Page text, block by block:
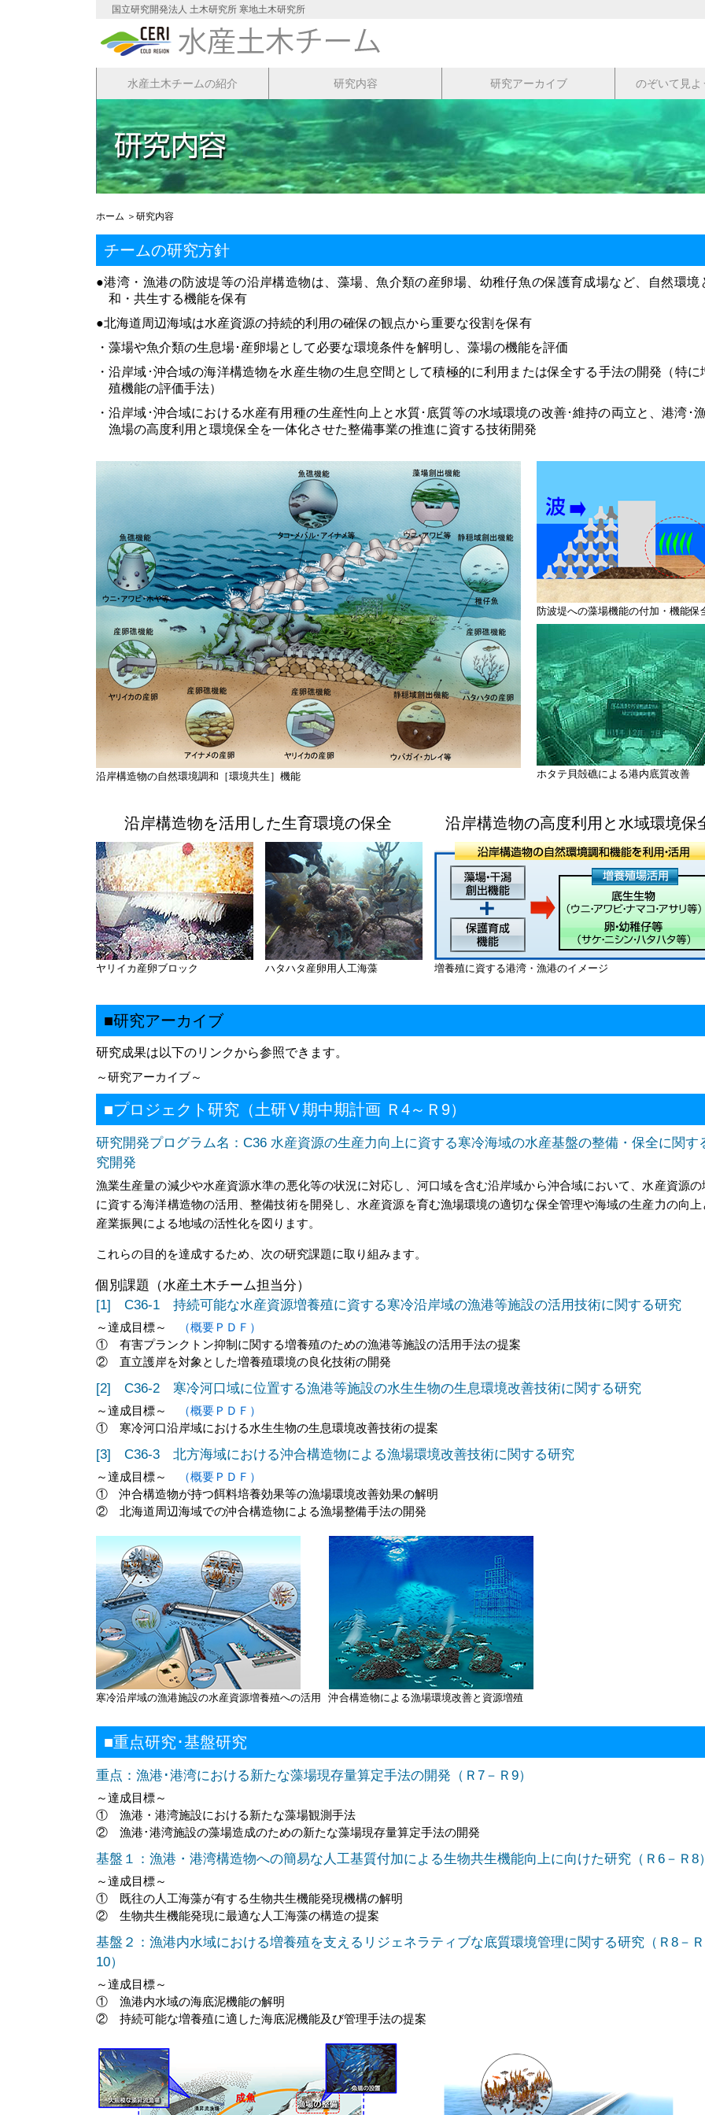
国立研究開発法人 土木研究所 寒地土木研究所
水産土木チームの紹介 研究内容 研究アーカイブ のぞいて見
ホーム ＞研究内容
チームの研究方針
●港湾・漁港の防波堤等の沿岸構造物は、藻場、魚介類の産卵場、幼稚仔魚の保護育成場など、自然環境
和・共生する機能を保有
●北海道周辺海域は水産資源の持続的利用の確保の観点から重要な役割を保有
・藻場や魚介類の生息場･産卵場として必要な環境条件を解明し、藻場の機能を評価
・沿岸域･沖合域の海洋構造物を水産生物の生息空間として積極的に利用または保全する手法の開発（特に
殖機能の評価手法）
・沿岸域･沖合域における水産有用種の生産性向上と水質･底質等の水域環境の改善･維持の両立と、港湾･
漁場の高度利用と環境保全を一体化させた整備事業の推進に資する技術開発
沿岸構造物の自然環境調和［環境共生］機能
防波堤への藻場機能の付加・機能保
ホタテ貝殻礁による港内底質改善
沿岸構造物を活用した生育環境の保全 沿岸構造物の高度利用と水域環境保
ヤリイカ産卵ブロック ハタハタ産卵用人工海藻 増養殖に資する港湾・漁港のイメージ
■研究アーカイブ
研究成果は以下のリンクから参照できます。
～研究アーカイブ～
■プロジェクト研究（土研Ⅴ期中期計画 Ｒ4～Ｒ9）
研究開発プログラム名：C36 水産資源の生産力向上に資する寒冷海域の水産基盤の整備・保全に関す
究開発
漁業生産量の減少や水産資源水準の悪化等の状況に対応し、河口域を含む沿岸域から沖合域において、水産資源の
に資する海洋構造物の活用、整備技術を開発し、水産資源を育む漁場環境の適切な保全管理や海域の生産力の向上
産業振興による地域の活性化を図ります。
これらの目的を達成するため、次の研究課題に取り組みます。
個別課題（水産土木チーム担当分）
[1] C36-1 持続可能な水産資源増養殖に資する寒冷沿岸域の漁港等施設の活用技術に関する研究
～達成目標～
（概要ＰＤＦ）
① 有害プランクトン抑制に関する増養殖のための漁港等施設の活用手法の提案
② 直立護岸を対象とした増養殖環境の良化技術の開発
[2] C36-2 寒冷河口域に位置する漁港等施設の水生生物の生息環境改善技術に関する研究
～達成目標～
（概要ＰＤＦ）
① 寒冷河口沿岸域における水生生物の生息環境改善技術の提案
[3] C36-3 北方海域における沖合構造物による漁場環境改善技術に関する研究
～達成目標～
（概要ＰＤＦ）
① 沖合構造物が持つ餌料培養効果等の漁場環境改善効果の解明
② 北海道周辺海域での沖合構造物による漁場整備手法の開発
寒冷沿岸域の漁港施設の水産資源増養殖への活用 沖合構造物による漁場環境改善と資源増殖
■重点研究･基盤研究
重点：漁港･港湾における新たな藻場現存量算定手法の開発（Ｒ7－Ｒ9）
～達成目標～
① 漁港・港湾施設における新たな藻場観測手法
② 漁港･港湾施設の藻場造成のための新たな藻場現存量算定手法の開発
基盤１：漁港・港湾構造物への簡易な人工基質付加による生物共生機能向上に向けた研究（Ｒ6－Ｒ8
～達成目標～
① 既往の人工海藻が有する生物共生機能発現機構の解明
② 生物共生機能発現に最適な人工海藻の構造の提案
基盤２：漁港内水域における増養殖を支えるリジェネラティブな底質環境管理に関する研究（Ｒ8－Ｒ
10）
～達成目標～
① 漁港内水域の海底泥機能の解明
② 持続可能な増養殖に適した海底泥機能及び管理手法の提案